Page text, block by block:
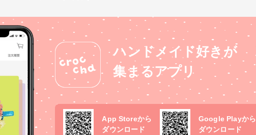
ハンドメイド好きが
集まるアプリ
App Storeから
ダウンロード
Google Playから
ダウンロード